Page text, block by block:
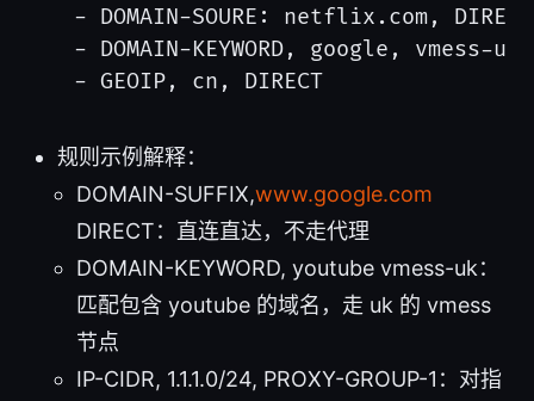
  - DOMAIN-SOURE: netflix.com, DIRECT
  - DOMAIN-KEYWORD, google, vmess-uk
规则示例解释：
DOMAIN-SUFFIX,www.google.com
DIRECT：直连直达，不走代理
DOMAIN-KEYWORD, youtube vmess-uk：
匹配包含 youtube 的域名，走 uk 的 vmess
节点
IP-CIDR, 1.1.1.0/24, PROXY-GROUP-1：对指